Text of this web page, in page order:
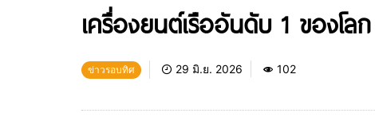
เครื่องยนต์เรืออันดับ 1 ของโล
ข่าวรอบทิศ 29 มิ.ย. 2026 102